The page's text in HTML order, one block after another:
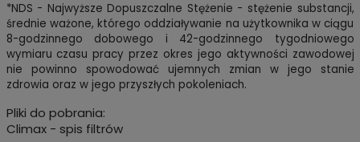
*NDS - Najwyższe Dopuszczalne Stężenie - stężenie substancji,
średnie ważone, którego oddziaływanie na użytkownika w ciągu
8-godzinnego dobowego i 42-godzinnego tygodniowego
wymiaru czasu pracy przez okres jego aktywności zawodowej
nie powinno spowodować ujemnych zmian w jego stanie
zdrowia oraz w jego przyszłych pokoleniach.
Pliki do pobrania:
Climax - spis filtrów